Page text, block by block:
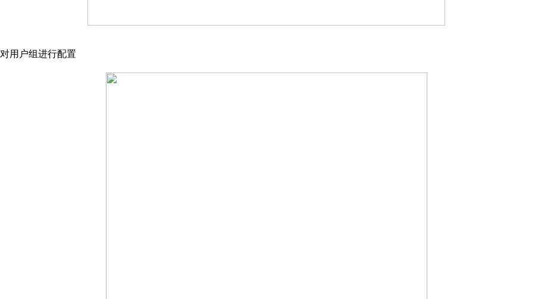
对用户组进行配置